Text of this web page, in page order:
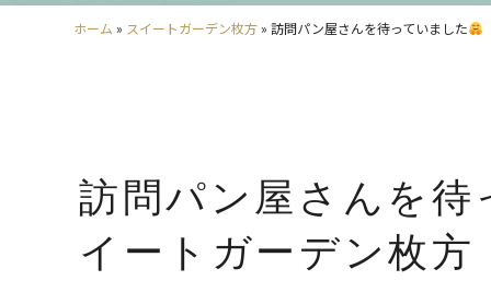
ホーム » スイートガーデン枚方»訪問パン屋さんを待っていました
訪問パン屋さんを
イートガーデン枚方